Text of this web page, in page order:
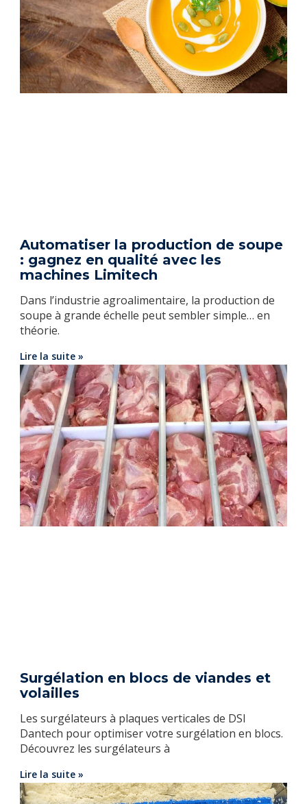
Automatiser la production de soupe
: gagnez en qualité avec les
machines Limitech
Dans l’industrie agroalimentaire, la production de
soupe à grande échelle peut sembler simple… en
théorie.
Lire la suite »
Surgélation en blocs de viandes et
volailles
Les surgélateurs à plaques verticales de DSI
Dantech pour optimiser votre surgélation en blocs.
Découvrez les surgélateurs à
Lire la suite »